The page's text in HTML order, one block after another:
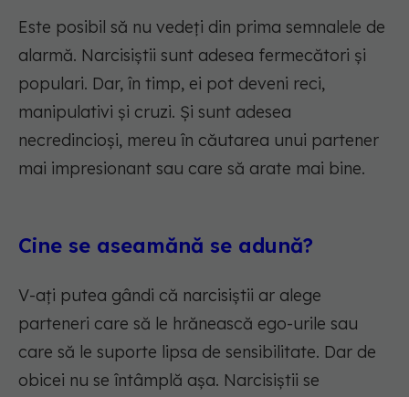
Este posibil să nu vedeți din prima semnalele de
alarmă. Narcisiștii sunt adesea fermecători și
populari. Dar, în timp, ei pot deveni reci,
manipulativi și cruzi. Și sunt adesea
necredincioși, mereu în căutarea unui partener
mai impresionant sau care să arate mai bine.
Cine se aseamănă se adună?
V-ați putea gândi că narcisiștii ar alege
parteneri care să le hrănească ego-urile sau
care să le suporte lipsa de sensibilitate. Dar de
obicei nu se întâmplă așa. Narcisiștii se